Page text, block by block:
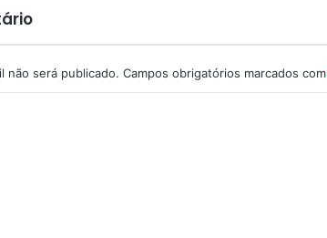
não será publicado. Campos obrigatórios marcados com